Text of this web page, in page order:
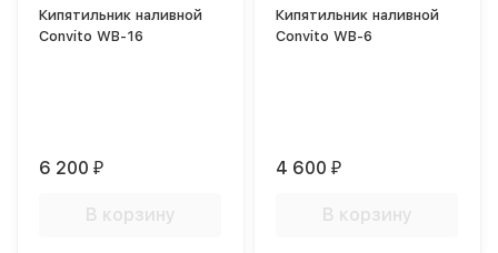
Кипятильник наливной
Convito WB-16
6 200₽
В корзину
Кипятильник наливной
Convito WB-6
4 600₽
В корзину